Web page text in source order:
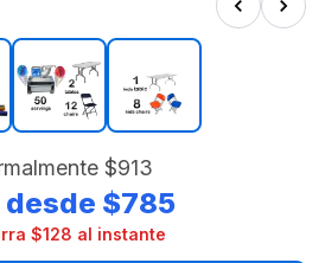
$913
desde $785
$128 al instante